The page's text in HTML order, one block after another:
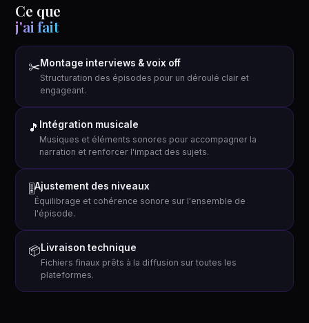
Ce que
j'ai fait
✂️Montage interviews & voix off
Structuration des épisodes pour un déroulé clair et
engageant.
🎵 Intégration musicale
Musiques et éléments sonores pour accompagner la
narration et renforcer l'impact des sujets.
🎚Ajustement des niveaux
Équilibrage et cohérence sonore sur l'ensemble de
l'épisode.
📦Livraison technique
Fichiers finaux prêts à la diffusion sur toutes les
plateformes.